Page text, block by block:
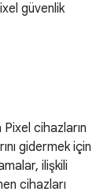
güvenlik
cihazların
gidermek için
ilişkili
cihazları